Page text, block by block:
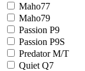
Maho77
Maho79
Passion P9
Passion P9S
Predator M/T
Quiet Q7